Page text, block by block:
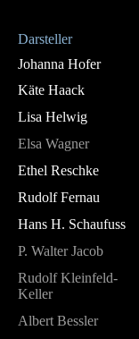
Darsteller
Johanna Hofer
Käte Haack
Lisa Helwig
Elsa Wagner
Ethel Reschke
Rudolf Fernau
Hans H. Schaufuss
P. Walter Jacob
Rudolf Kleinfeld-
Keller
Albert Bessler